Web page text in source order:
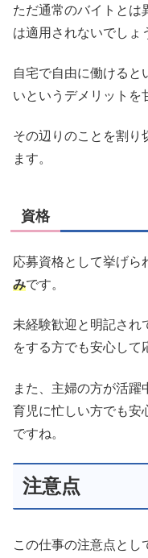
ただ通常のバイトとは
は適用されないでしょ
自宅で自由に働けると
いというデメリットを
その辺りのことを割り
ます。
資格
応募資格として挙げら
みです。
未経験歓迎と明記され
をする方でも安心して
また、主婦の方が活
育児に忙しい方でも安
ですね。
注意点
この仕事の注意点とし